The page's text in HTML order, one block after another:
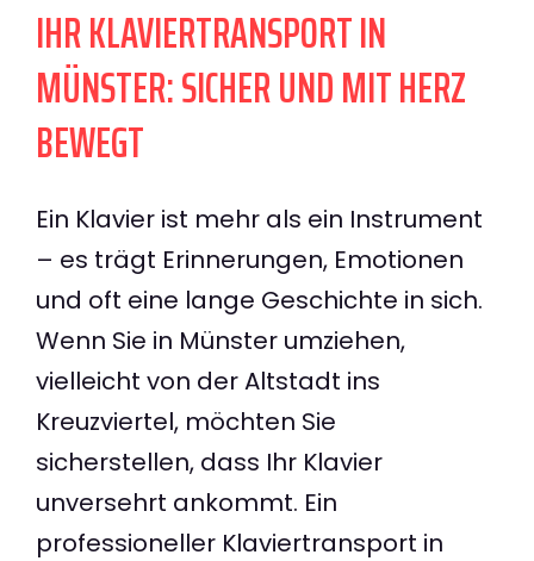
IHR KLAVIERTRANSPORT IN
MÜNSTER: SICHER UND MIT HERZ
BEWEGT
Ein Klavier ist mehr als ein Instrument
– es trägt Erinnerungen, Emotionen
und oft eine lange Geschichte in sich.
Wenn Sie in Münster umziehen,
vielleicht von der Altstadt ins
Kreuzviertel, möchten Sie
sicherstellen, dass Ihr Klavier
unversehrt ankommt. Ein
professioneller Klaviertransport in